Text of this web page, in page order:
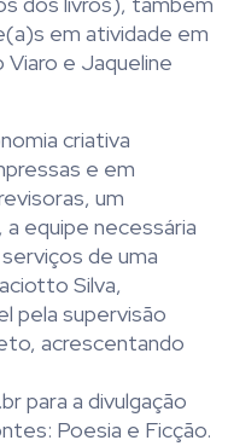
em atividade em
Viaro e Jaqueline
criativa
e em
um
equipe necessária
de uma
Silva,
pela supervisão
acrescentando
para a divulgação
Poesia e Ficção.